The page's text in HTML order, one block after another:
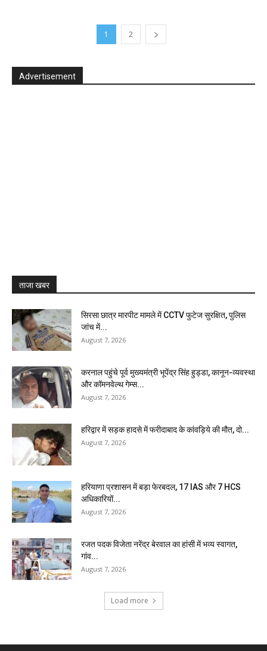
1 2
Advertisement
ताजा खबर
सिरसा छात्र मारपीट मामले में CCTV फुटेज सुरक्षित, पुलिस
जांच में...
August 7, 2026
करनाल पहुंचे पूर्व मुख्यमंत्री भूपेंद्र सिंह हुड्डा, कानून-व्यवस्था
और कॉमनवेल्थ गेम्स...
August 7, 2026
हरिद्वार में सड़क हादसे में फरीदाबाद के कांवड़िये की मौत, दो...
August 7, 2026
हरियाणा प्रशासन में बड़ा फेरबदल, 17 IAS और 7 HCS
अधिकारियों...
August 7, 2026
रजत पदक विजेता नरेंद्र बेरवाल का हांसी में भव्य स्वागत,
गांव...
August 7, 2026
Load more